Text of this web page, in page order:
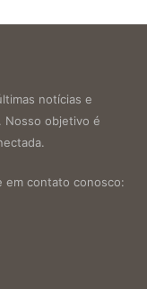
notícias e
Nosso objetivo é
em contato conosco: